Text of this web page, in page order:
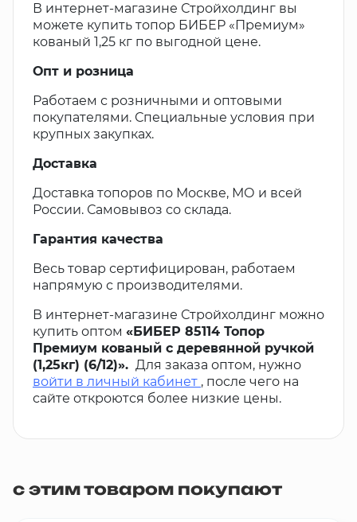
В интернет-магазине Стройхолдинг вы
можете купить топор БИБЕР «Премиум»
кованый 1,25 кг по выгодной цене.
Опт и розница
Работаем с розничными и оптовыми
покупателями. Специальные условия при
крупных закупках.
Доставка
Доставка топоров по Москве, МО и всей
России. Самовывоз со склада.
Гарантия качества
Весь товар сертифицирован, работаем
напрямую с производителями.
В интернет-магазине Стройхолдинг можно
купить оптом «БИБЕР 85114 Топор
Премиум кованый с деревянной ручкой
(1,25кг) (6/12)». Для заказа оптом, нужно
войти в личный кабинет , после чего на
сайте откроются более низкие цены.
с этим товаром покупают